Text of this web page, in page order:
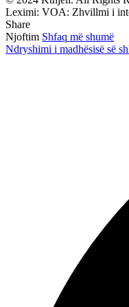
Leximi: VOA: Zhvillmi i
Share
Njoftim Shfaq më shumë
Ndryshimi i madhësisë së